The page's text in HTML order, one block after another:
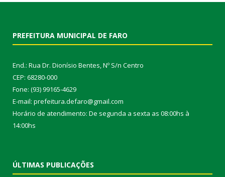
PREFEITURA MUNICIPAL DE FARO
End.: Rua Dr. Dionísio Bentes, Nº S/n Centro
CEP: 68280-000
Fone: (93) 99165-4629
E-mail: prefeitura.defaro@gmail.com
Horário de atendimento: De segunda a sexta as 08:00hs à
14:00hs
ÚLTIMAS PUBLICAÇÕES